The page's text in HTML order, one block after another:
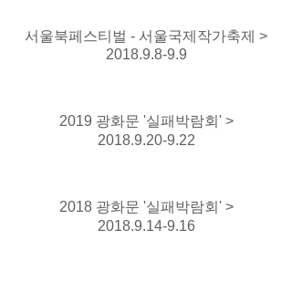
서울북페스티벌 - 서울국제작가축제 >
2018.9.8-9.9
2019 광화문 '실패박람회' >
2018.9.20-9.22
2018 광화문 '실패박람회' >
2018.9.14-9.16